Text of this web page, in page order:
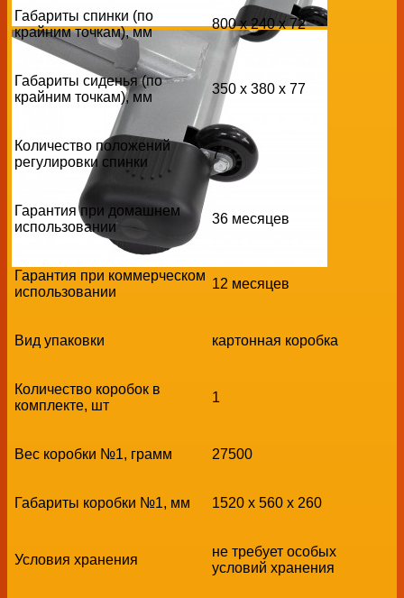
Габариты спинки (по
крайним точкам), мм
800 х 240 х 72
Габариты сиденья (по
крайним точкам), мм
350 х 380 х 77
Количество положений
регулировки спинки
7
Гарантия при домашнем
использовании
36 месяцев
Гарантия при коммерческом
использовании
12 месяцев
Вид упаковки картонная коробка
Количество коробок в
комплекте, шт
1
Вес коробки №1, грамм 27500
Габариты коробки №1, мм 1520 х 560 х 260
Условия хранения
не требует особых
условий хранения